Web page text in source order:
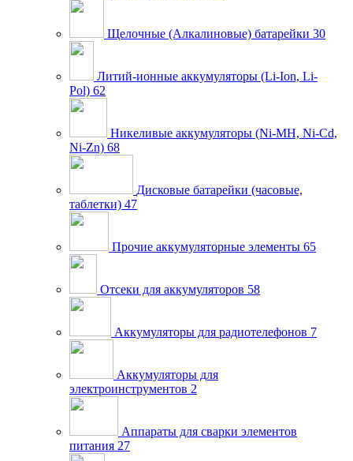
Щелочные (Алкалиновые) батарейки 30
Литий-ионные аккумуляторы (Li-Ion, Li-
Pol) 62
Никеливые аккумуляторы (Ni-MH, Ni-Cd,
Ni-Zn) 68
Дисковые батарейки (часовые,
таблетки) 47
Прочие аккумуляторные элементы 65
Отсеки для аккумуляторов 58
Аккумуляторы для радиотелефонов 7
Аккумуляторы для
электроинструментов 2
Аппараты для сварки элементов
питания 27